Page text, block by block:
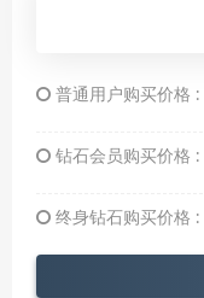
普通用户购买价格 :
钻石会员购买价格 :
终身钻石购买价格 :